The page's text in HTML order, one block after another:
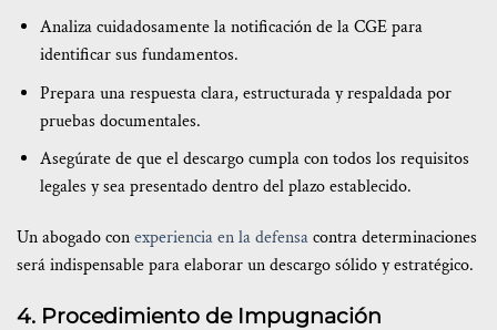
Analiza cuidadosamente la notificación de la CGE para
identificar sus fundamentos.
Prepara una respuesta clara, estructurada y respaldada por
pruebas documentales.
Asegúrate de que el descargo cumpla con todos los requisitos
legales y sea presentado dentro del plazo establecido.
Un abogado conexperiencia en la defensacontra determinaciones
será indispensable para elaborar un descargo sólido y estratégico.
4. Procedimiento de Impugnación